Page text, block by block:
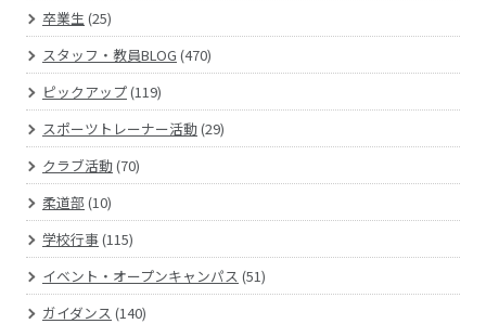
卒業生(25)
スタッフ・教員BLOG (470)
ピックアップ(119)
スポーツトレーナー活動(29)
クラブ活動(70)
柔道部 (10)
学校行事(115)
イベント・オープンキャンパス (51)
ガイダンス (140)